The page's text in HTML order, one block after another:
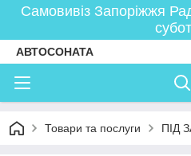
Самовивіз Запоріжжя
АВТОСОНАТА
Товари та послуги ПІД